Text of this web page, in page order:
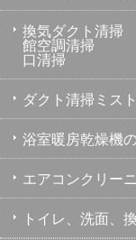
換気ダクト
館空調清掃
口清
ダクト清掃ミス
浴室暖房乾燥機
エアコンクリー
トイレ、洗面、